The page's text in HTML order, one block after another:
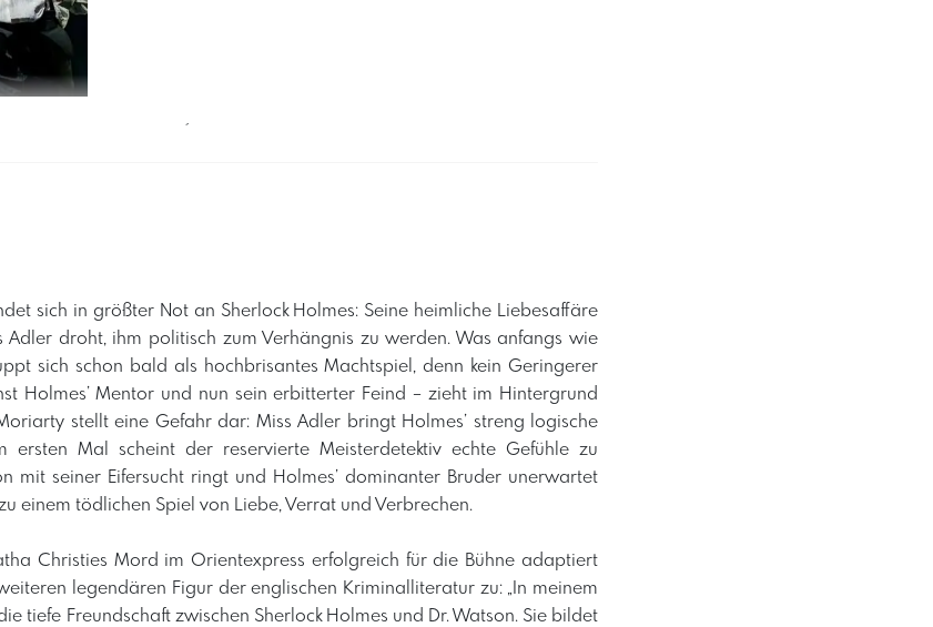
´
sich in größter Not an Sherlock Holmes: Seine heimliche Liebesaffäre
Adler droht, ihm politisch zum Verhängnis zu werden. Was anfangs wie
sich schon bald als hochbrisantes Machtspiel, denn kein Geringerer
Holmes’ Mentor und nun sein erbitterter Feind – zieht im Hintergrund
stellt eine Gefahr dar: Miss Adler bringt Holmes’ streng logische
ersten Mal scheint der reservierte Meisterdetektiv echte Gefühle zu
mit seiner Eifersucht ringt und Holmes’ dominanter Bruder unerwartet
einem tödlichen Spiel von Liebe, Verrat und Verbrechen.
Christies Mord im Orientexpress erfolgreich für die Bühne adaptiert
legendären Figur der englischen Kriminalliteratur zu: „In meinem
tiefe Freundschaft zwischen Sherlock Holmes und Dr. Watson. Sie bildet